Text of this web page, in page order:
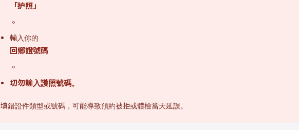
「护照」
。
輸入你的
回鄉證號碼
。
切勿輸入護照號碼。
填錯證件類型或號碼，可能導致預約被拒或體檢當天延誤。